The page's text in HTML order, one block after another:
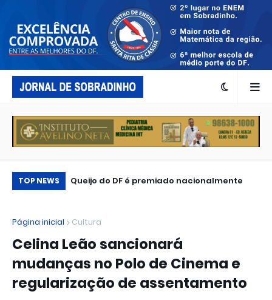
TOP NEWS Queijo do DF é premiado nacionalmente
Avenida principal das grandes marcas: o
Caixa, BB e Spaten ao Capital Moto Week?
Página inicial Cultura
Celina Leão sancionará
mudanças no Polo de Cinema e
regularização de assentamento